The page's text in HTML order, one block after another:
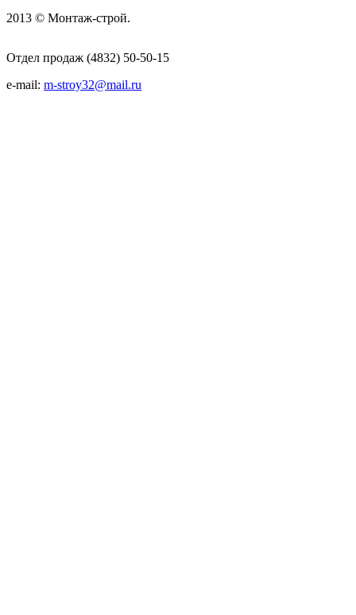
2013 © Монтаж-строй.
Отдел продаж (4832) 50-50-15
e-mail: m-stroy32@mail.ru